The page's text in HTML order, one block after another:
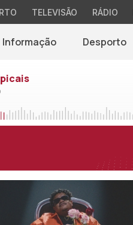
TELEVISÃO RÁDIO
Informação Desporto